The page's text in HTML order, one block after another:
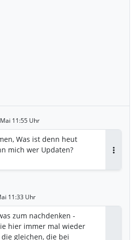
11:55 Uhr
Was ist denn heut
mich wer Updaten?
11:33 Uhr
zum nachdenken -
hier immer mal wieder
gleichen, die bei